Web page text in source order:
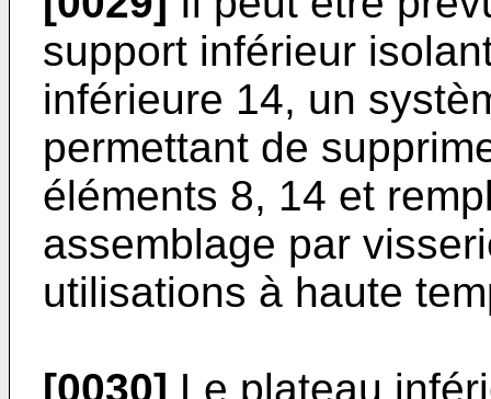
support inférieur
inférieure 14, un
permettant de
éléments 8, 14 et
assemblage par
utilisations à haute
[0030] Le plateau